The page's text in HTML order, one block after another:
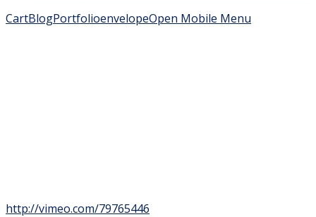
CartBlogPortfolioenvelopeOpen Mobile Menu
http://vimeo.com/79765446